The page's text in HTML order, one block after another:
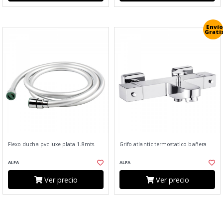
Flexo ducha pvc luxe plata 1.8mts.
ALFA
Ver precio
Envío
Grifo atlantic termostatico bañera
ALFA
Ver precio